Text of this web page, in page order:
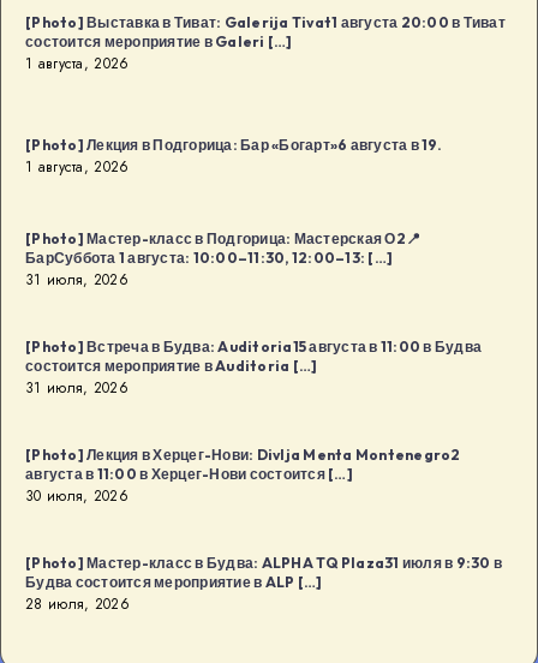
[Photo] Выставка в Тиват: Galerija Tivat1 августа 20:00 в Тиват
состоится мероприятие в Galeri […]
1 августа, 2026
[Photo] Лекция в Подгорица: Бар «Богарт»6 августа в 19.
1 августа, 2026
[Photo] Мастер-класс в Подгорица: Мастерская О2📍
БарСуббота 1 августа: 10:00–11:30, 12:00–13: […]
31 июля, 2026
[Photo] Встреча в Будва: Auditoria15 августа в 11:00 в Будва
состоится мероприятие в Auditoria […]
31 июля, 2026
[Photo] Лекция в Херцег-Нови: Divlja Menta Montenegro2
августа в 11:00 в Херцег-Нови состоится […]
30 июля, 2026
[Photo] Мастер-класс в Будва: ALPHA TQ Plaza31 июля в 9:30 в
Будва состоится мероприятие в ALP […]
28 июля, 2026